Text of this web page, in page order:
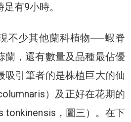
有9小時。
不少其他蘭科植物──蝦脊
蘭，還有數量及品種最佔優
吸引筆者的是株植巨大的仙
）及正好在花期的
tonkinensis，圖三）。在下